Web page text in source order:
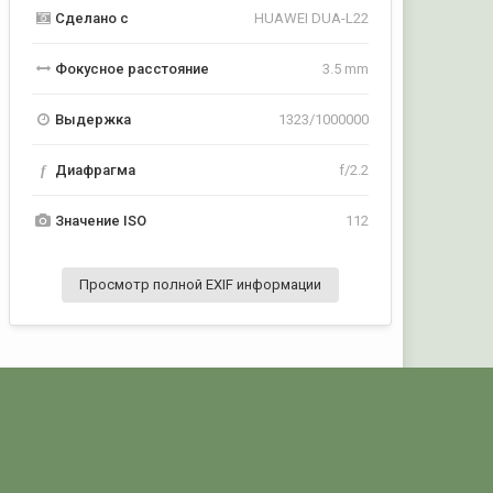
Сделано с HUAWEI DUA-L22
Фокусное расстояние 3.5 mm
Выдержка 1323/1000000
f Диафрагма f/2.2
Значение ISO 112
Просмотр полной EXIF информации